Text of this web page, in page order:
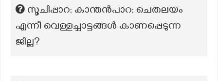
സൂചിപ്പാറ; കാന്തൻപാറ; ചെതലയം
എന്നീ വെള്ളച്ചാട്ടങ്ങൾ കാണപ്പെടുന്ന
ജില്ല?